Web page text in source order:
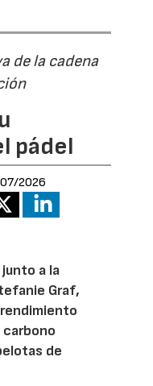
de la cadena
pádel
2026
a la
Graf,
de